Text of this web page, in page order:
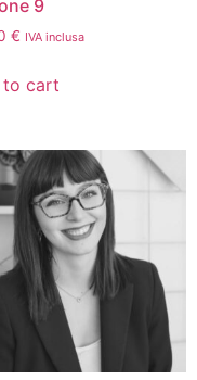
9
€ IVA inclusa
to cart